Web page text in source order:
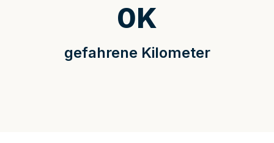
gefahrene Kilometer
0K